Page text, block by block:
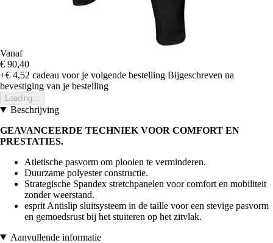
Vanaf
€ 90,40
+€ 4,52 cadeau voor je volgende bestelling Bijgeschreven na
bevestiging van je bestelling
Loading...
Beschrijving
GEAVANCEERDE TECHNIEK VOOR COMFORT EN
PRESTATIES.
Atletische pasvorm om plooien te verminderen.
Duurzame polyester constructie.
Strategische Spandex stretchpanelen voor comfort en mobiliteit
zonder weerstand.
esprit Antislip sluitsysteem in de taille voor een stevige pasvorm
en gemoedsrust bij het stuiteren op het zitvlak.
Aanvullende informatie